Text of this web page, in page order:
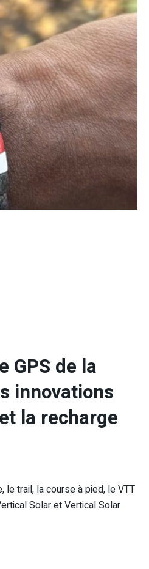
GPS de la
innovations
la recharge
trail, la course à pied, le VTT
Solar et Vertical Solar